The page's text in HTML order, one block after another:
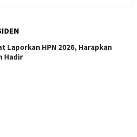
Laporkan HPN 2026, Harapkan
Hadir